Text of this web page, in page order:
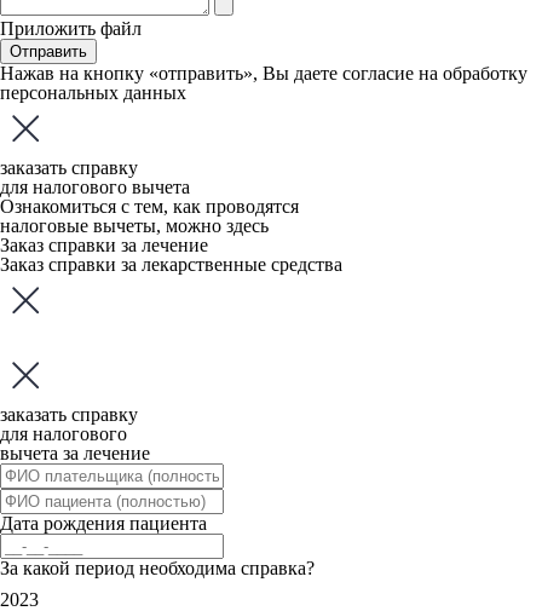
Приложить файл
Отправить
Нажав на кнопку «отправить», Вы даете согласие на обработку
персональных данных
заказать справку
для налогового вычета
Ознакомиться с тем, как проводятся
налоговые вычеты, можно здесь
Заказ справки за лечение
Заказ справки за лекарственные средства
заказать справку
для налогового
вычета за лечение
Дата рождения пациента
За какой период необходима справка?
2023